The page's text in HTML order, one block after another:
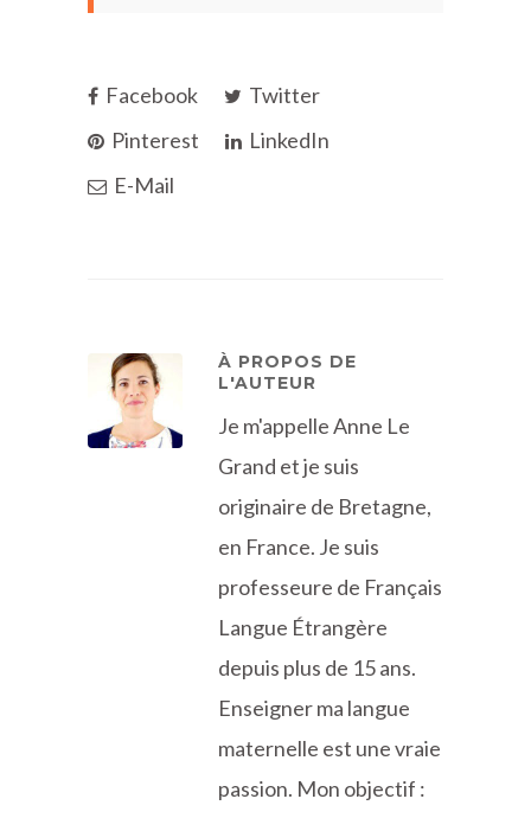
Facebook
Twitter
Pinterest
LinkedIn
E-Mail
À PROPOS DE
L'AUTEUR
Je m'appelle Anne Le
Grand et je suis
originaire de Bretagne,
en France. Je suis
professeure de Français
Langue Étrangère
depuis plus de 15 ans.
Enseigner ma langue
maternelle est une vraie
passion. Mon objectif :